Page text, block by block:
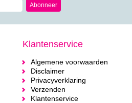
Abonneer
Klantenservice
Algemene voorwaarden
Disclaimer
Privacyverklaring
Verzenden
Klantenservice